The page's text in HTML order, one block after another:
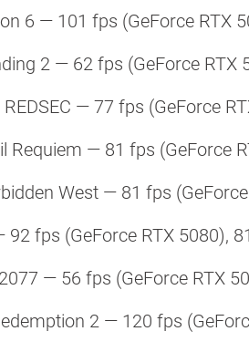
6 — 101 fps (GeForce RTX
2 — 62 fps (GeForce RTX
— 77 fps (GeForce
Requiem — 81 fps (GeForce
West — 81 fps
fps (GeForce RTX 5080),
— 56 fps (GeForce RTX
2 — 120 fps